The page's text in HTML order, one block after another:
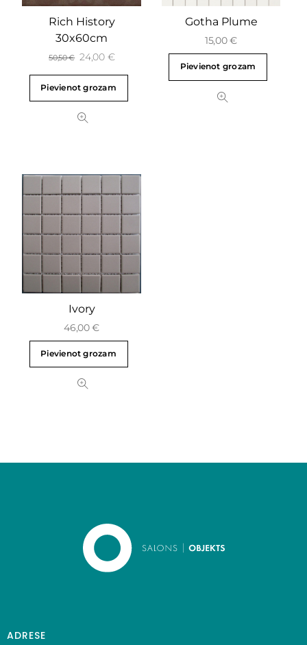
Rich History
30x60cm
50,50€ 24,00 €
Pievienot grozam
Gotha Plume
15,00€
Pievienot grozam
Ivory
46,00€
Pievienot grozam
ADRESE